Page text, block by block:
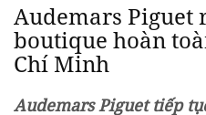
Audemars Piguet
boutique hoàn
Chí Minh
Audemars Piguet tiếp